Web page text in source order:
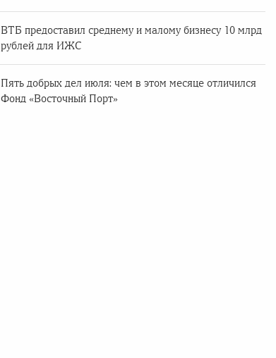
ВТБ предоставил среднему и малому бизнесу 10 млрд
рублей для ИЖС
Пять добрых дел июля: чем в этом месяце отличился
Фонд «Восточный Порт»